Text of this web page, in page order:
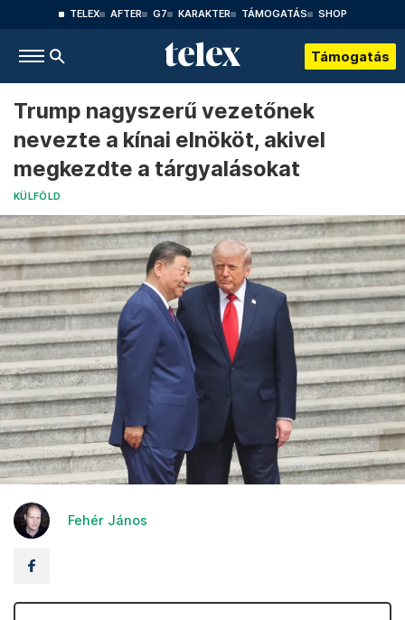
TELEX AFTER G7 KARAKTER TÁMOGATÁS SHOP
Támogatás
Trump nagyszerű vezetőnek
nevezte a kínai elnököt, akivel
megkezdte a tárgyalásokat
KÜLFÖLD
Fehér János